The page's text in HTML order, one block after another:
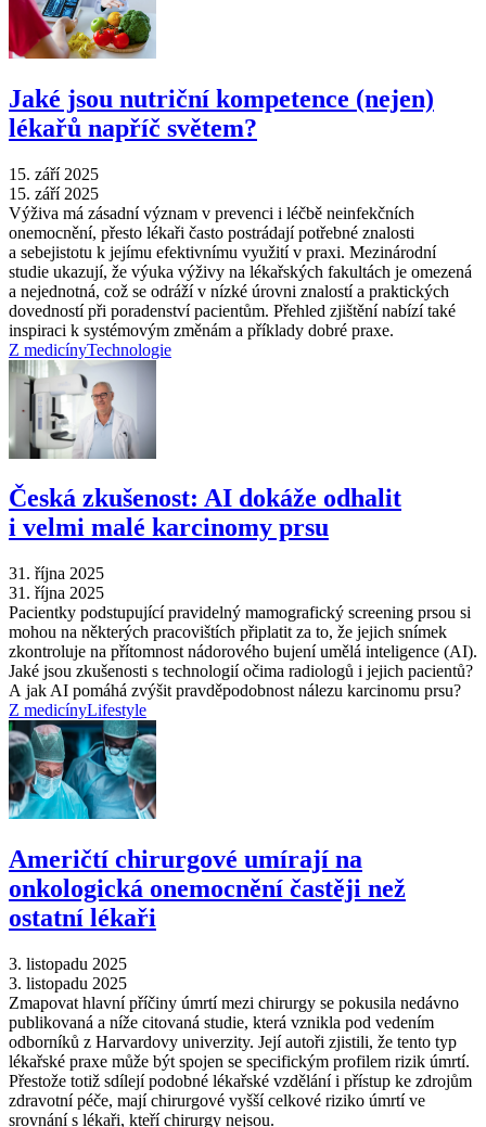
Jaké jsou nutriční kompetence (nejen)
lékařů napříč světem?
15. září 2025
15. září 2025
Výživa má zásadní význam v prevenci i léčbě neinfekčních
onemocnění, přesto lékaři často postrádají potřebné znalosti
a sebejistotu k jejímu efektivnímu využití v praxi. Mezinárodní
studie ukazují, že výuka výživy na lékařských fakultách je omezená
a nejednotná, což se odráží v nízké úrovni znalostí a praktických
dovedností při poradenství pacientům. Přehled zjištění nabízí také
inspiraci k systémovým změnám a příklady dobré praxe.
Z medicínyTechnologie
Česká zkušenost: AI dokáže odhalit
i velmi malé karcinomy prsu
31. října 2025
31. října 2025
Pacientky podstupující pravidelný mamografický screening prsou si
mohou na některých pracovištích připlatit za to, že jejich snímek
zkontroluje na přítomnost nádorového bujení umělá inteligence (AI).
Jaké jsou zkušenosti s technologií očima radiologů i jejich pacientů?
A jak AI pomáhá zvýšit pravděpodobnost nálezu karcinomu prsu?
Z medicínyLifestyle
Američtí chirurgové umírají na
onkologická onemocnění častěji než
ostatní lékaři
3. listopadu 2025
3. listopadu 2025
Zmapovat hlavní příčiny úmrtí mezi chirurgy se pokusila nedávno
publikovaná a níže citovaná studie, která vznikla pod vedením
odborníků z Harvardovy univerzity. Její autoři zjistili, že tento typ
lékařské praxe může být spojen se specifickým profilem rizik úmrtí.
Přestože totiž sdílejí podobné lékařské vzdělání i přístup ke zdrojům
zdravotní péče, mají chirurgové vyšší celkové riziko úmrtí ve
srovnání s lékaři, kteří chirurgy nejsou.